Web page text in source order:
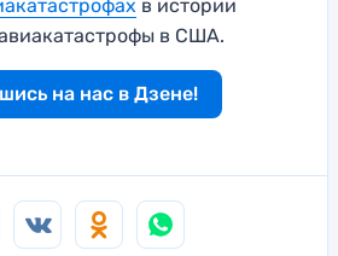
в истории
в США.
на нас в Дзене!